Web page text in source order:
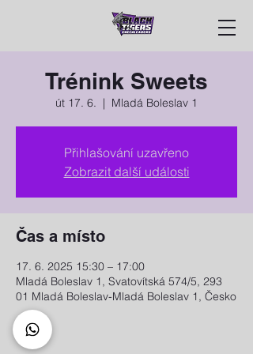
Trénink Sweets
út 17. 6.
  |
Mladá Boleslav 1
Přihlašování uzavřeno
Zobrazit další události
Čas a místo
17. 6. 2025 15:30 – 17:00
Mladá Boleslav 1, Svatovítská 574/5, 293
01 Mladá Boleslav-Mladá Boleslav 1, Česko